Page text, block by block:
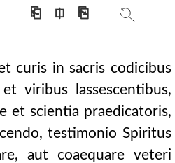
⎗ ⎅ ⎘
curis in sacris codicibus
viribus lassescentibus,
et scientia praedicatoris,
testimonio Spiritus
aut coaequare veteri